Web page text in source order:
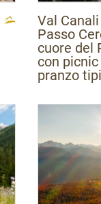
Val Canali
Passo
cuore del
con picnic
pranzo